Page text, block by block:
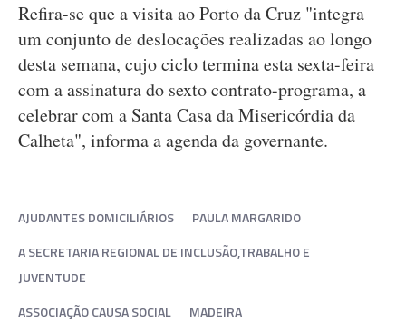
Refira-se que a visita ao Porto da Cruz "integra
um conjunto de deslocações realizadas ao longo
desta semana, cujo ciclo termina esta sexta-feira
com a assinatura do sexto contrato-programa, a
celebrar com a Santa Casa da Misericórdia da
Calheta", informa a agenda da governante.
AJUDANTES DOMICILIÁRIOS
PAULA MARGARIDO
A SECRETARIA REGIONAL DE INCLUSÃO,TRABALHO E
JUVENTUDE
ASSOCIAÇÃO CAUSA SOCIAL
MADEIRA